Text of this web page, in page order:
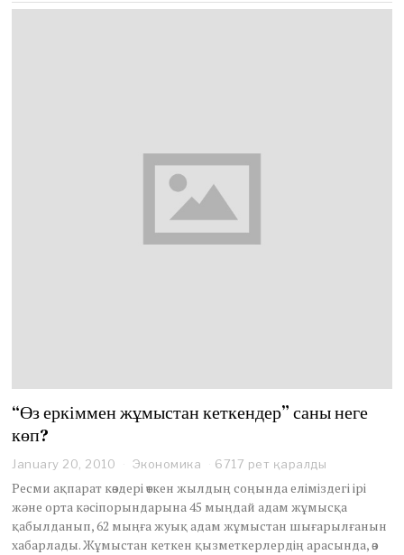
2
“Өз еркіммен жұмыстан кеткендер” саны неге
көп?
January 20, 2010
t
o
b
e
Экономика 6717 рет қаралды
Ресми ақпарат көздері өткен жылдың соңында еліміздегі ірі
және орта кәсіпорындарына 45 мыңдай адам жұмысқа
қабылданып, 62 мыңға жуық адам жұмыстан шығарылғанын
хабарлады. Жұмыстан кеткен қызметкерлердiң арасында, өз